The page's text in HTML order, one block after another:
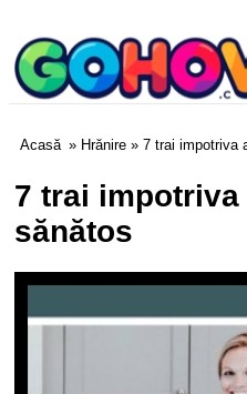
Acasă » Hrănire » 7 trai impotriva
7 trai impotriva
sănătos